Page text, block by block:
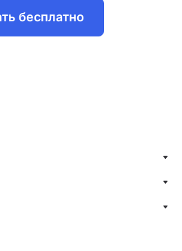
бесплатно
(CRM)
клиентами